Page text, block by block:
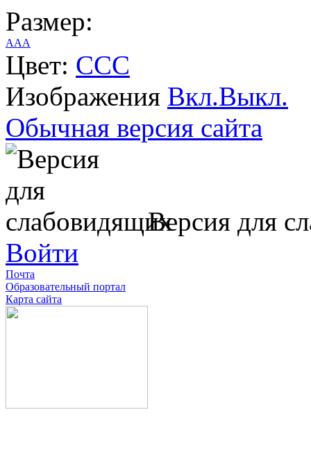
Размер:
AAA
Цвет: CCC
Изображения Вкл.Выкл.
Обычная версия сайта
Версия для
Войти
Почта
Образовательный портал
Карта сайта